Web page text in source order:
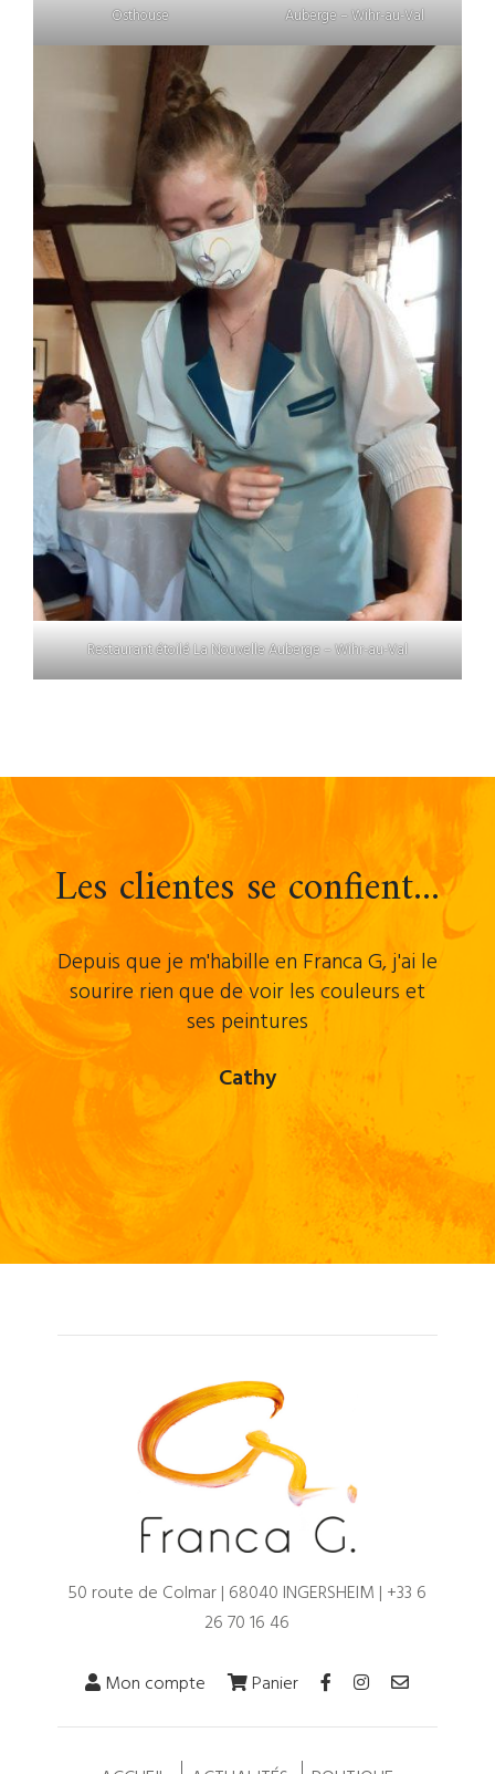
Osthouse
Auberge – Wihr-au-Val
Restaurant étoilé La Nouvelle Auberge – Wihr-au-Val
Les clientes se confient...
Depuis que je m'habille en Franca G, j'ai le
sourire rien que de voir les couleurs et
ses peintures
Cathy
50 route de Colmar | 68040 INGERSHEIM | +33 6
26 70 16 46
Mon compte Panier